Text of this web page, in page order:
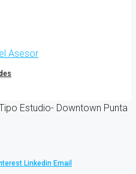
Asesor
Estudio- Downtown Punta
Linkedin Email